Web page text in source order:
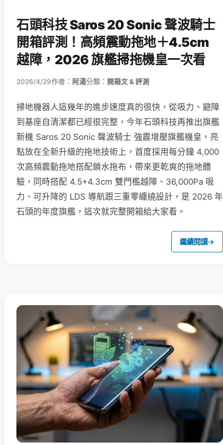
石頭科技 Saros 20 Sonic 聲波騎士
開箱評測！高頻震動拖地＋4.5cm
越障，2026 旗艦掃拖機皇一次看
2026/4/29作者： 阿湯分類： 開箱文 & 評測
掃地機器人這幾年的進步速度真的很快，從吸力、避障
到基座自清潔都已經很完整，今年石頭科技再推出旗艦
新機 Saros 20 Sonic 聲波騎士 強震增壓旗艦機皇，亮
點放在全新升級的拖地技術上，首度採用每分鐘 4,000
次高頻震動拖地搭配鎖水拖布，帶來更乾爽的拖地體
驗，同時搭配 4.5+4.3cm 雙門檻越障、36,000Pa 吸
力、可升降的 LDS 導航跟三重零纏繞設計，是 2026 年
石頭的年度旗艦，這次就完整開箱給大家看。
繼續閱讀→